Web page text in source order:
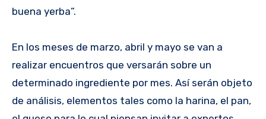
buena yerba”.
En los meses de marzo, abril y mayo se van a
realizar encuentros que versarán sobre un
determinado ingrediente por mes. Así serán objeto
de análisis, elementos tales como la harina, el pan,